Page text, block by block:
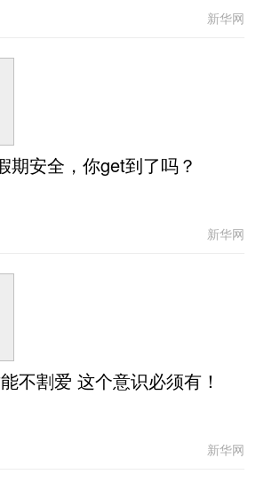
新华网
期安全，你get到了吗？
新华网
不割爱 这个意识必须有！
新华网